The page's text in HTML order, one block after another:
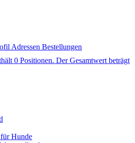
Adressen Bestellungen
0 Positionen. Der Gesamtwert beträgt
Hunde